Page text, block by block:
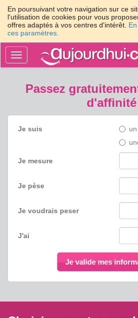
En poursuivant votre navigation sur ce
l'utilisation de cookies pour vous
offres adaptés à vos centres d'intérêt.
ces paramètres.
Toggle
navigation
Passez
d'affinité
Je suis
Je mesure
Je pèse
Je voudrais peser
J'ai
Je valide mes